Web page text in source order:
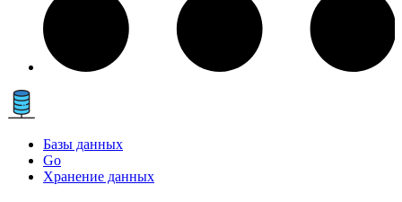
Базы данных
Go
Хранение данных